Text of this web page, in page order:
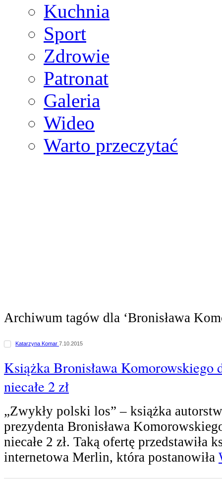
Kuchnia
Sport
Zdrowie
Patronat
Galeria
Wideo
Warto przeczytać
Archiwum tagów dla ‘Bronisława
Katarzyna Komar 7.10.2015
Książka Bronisława
niecałe 2 zł
„Zwykły polski los” – książka
prezydenta Bronisława
niecałe 2 zł. Taką ofertę przedstawiła
internetowa Merlin, która postanowiła